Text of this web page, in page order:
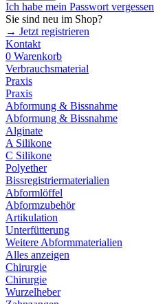
Ich habe mein Passwort vergessen
Sie sind neu im Shop?
→ Jetzt registrieren
Kontakt
0 Warenkorb
Verbrauchsmaterial
Praxis
Praxis
Abformung & Bissnahme
Abformung & Bissnahme
Alginate
A Silikone
C Silikone
Polyether
Bissregistriermaterialien
Abformlöffel
Abformzubehör
Artikulation
Unterfütterung
Weitere Abformmaterialien
Alles anzeigen
Chirurgie
Chirurgie
Wurzelheber